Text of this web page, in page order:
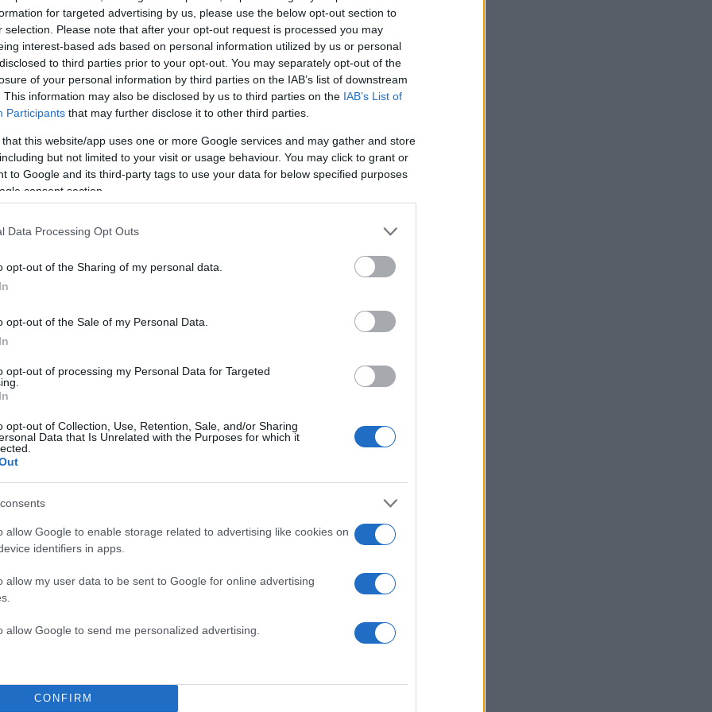
for targeted advertising by us, please use the below opt-out section to
selection. Please note that after your opt-out request is processed you may
interest-based ads based on personal information utilized by us or personal
to third parties prior to your opt-out. You may separately opt-out of the
of your personal information by third parties on the IAB’s list of downstream
This information may also be disclosed by us to third parties on the IAB’s List of
Participants that may further disclose it to other third parties.
that this website/app uses one or more Google services and may gather and store
but not limited to your visit or usage behaviour. You may click to grant or
to Google and its third-party tags to use your data for below specified purposes
consent section.
Data Processing Opt Outs
opt-out of the Sharing of my personal data.
opt-out of the Sale of my Personal Data.
opt-out of processing my Personal Data for Targeted
opt-out of Collection, Use, Retention, Sale, and/or Sharing
Data that Is Unrelated with the Purposes for which it
allow Google to enable storage related to advertising like cookies on
identifiers in apps.
allow my user data to be sent to Google for online advertising
allow Google to send me personalized advertising.
CONFIRM
Έχει ξεχωρίσει για το
την εμφάνιση της. Αυτό τον
του ΑΝΤ1 “Πέτα την
της και τις έξυπνες ατάκες
Η Τζένη ζει την καλύτερη
τα επαγγελματικά της που
απόλυτο έρωτα στο πρόσωπο
τελευταία χρόνια και
Ο γοητευτικός Αλέξανδρος,
και πλέον έχουν γίνει
ένα χαμηλό προφίλ για την
τις δημόσιες κοινές
της και διοργάνωσε ένα
Εκεί για να της ευχηθούν
και καλοί της φίλοι από τον
ευδιάθετη και
της και πόζαρε μαζί
Ντορέττα Παπαδημητρίου